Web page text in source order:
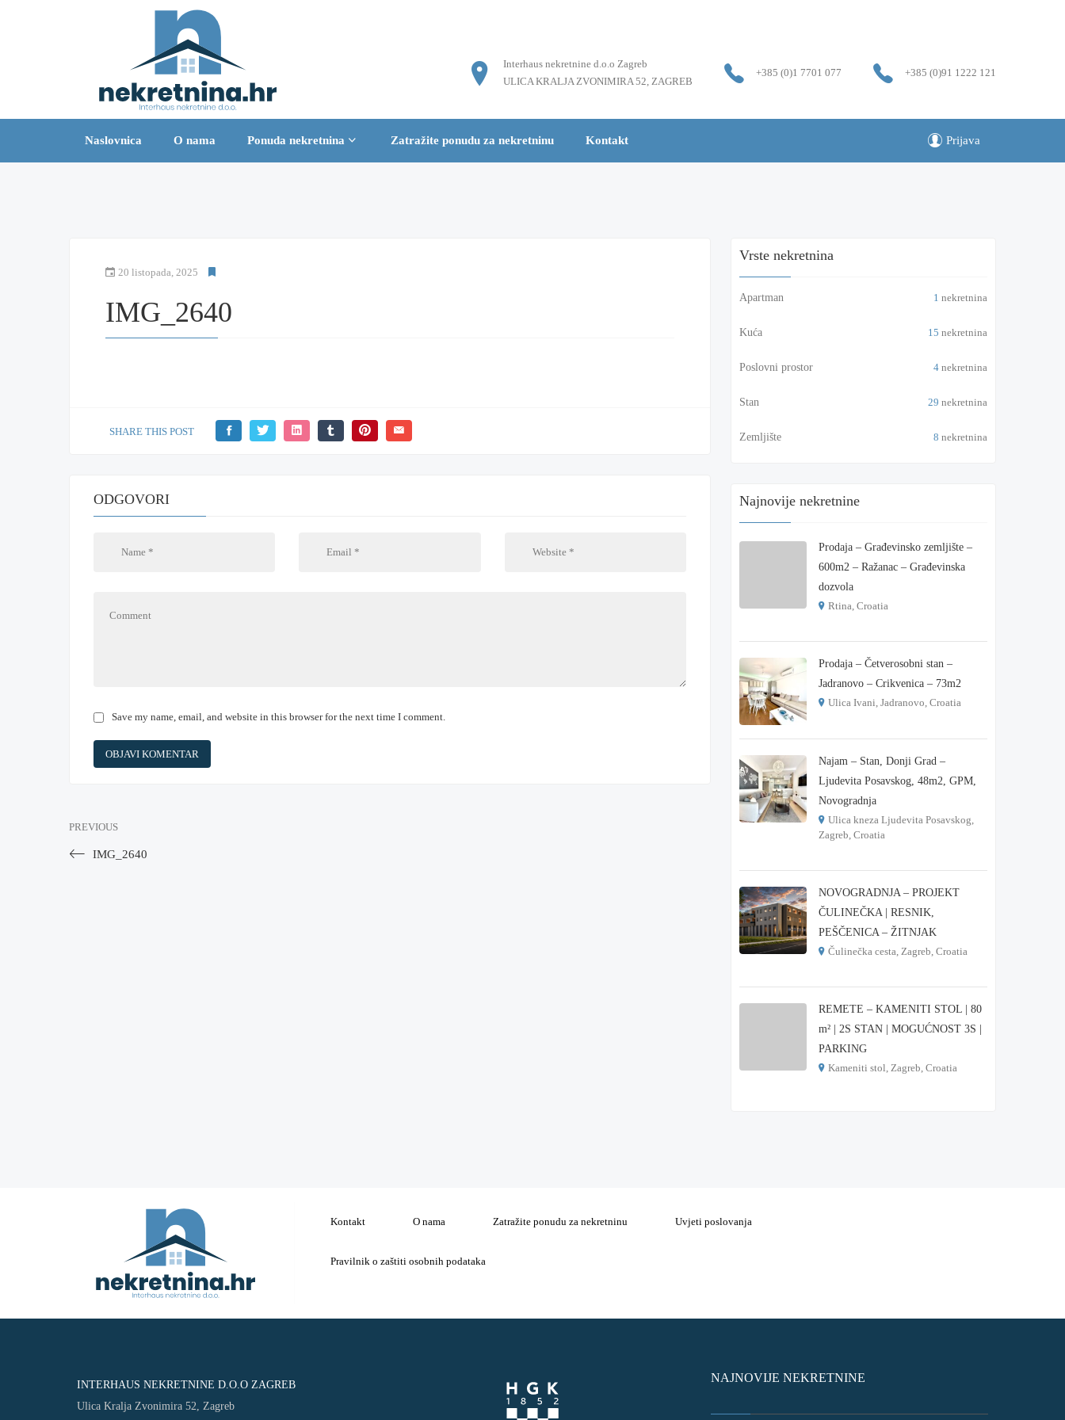
Interhaus nekretnine d.o.o Zagreb
ULICA KRALJA ZVONIMIRA 52, ZAGREB
+385 (0)1 7701 077 +385 (0)91 1222 121
Naslovnica O nama Ponuda nekretnina Zatražite ponudu za nekretninu Kontakt Prijava
20 listopada, 2025
IMG_2640
SHARE THIS POST
ODGOVORI
Save my name, email, and website in this browser for the next time I comment.
PREVIOUS
IMG_2640
Vrste nekretnina
Apartman 1 nekretnina
Kuća 15 nekretnina
Poslovni prostor 4 nekretnina
Stan 29 nekretnina
Zemljište 8 nekretnina
Najnovije nekretnine
Prodaja – Građevinsko zemljište –
600m2 – Ražanac – Građevinska
dozvola
Rtina, Croatia
Prodaja – Četverosobni stan –
Jadranovo – Crikvenica – 73m2
Ulica Ivani, Jadranovo, Croatia
Najam – Stan, Donji Grad –
Ljudevita Posavskog, 48m2, GPM,
Novogradnja
Ulica kneza Ljudevita Posavskog,
Zagreb, Croatia
NOVOGRADNJA – PROJEKT
ČULINEČKA | RESNIK,
PEŠČENICA – ŽITNJAK
Čulinečka cesta, Zagreb, Croatia
REMETE – KAMENITI STOL | 80
m² | 2S STAN | MOGUĆNOST 3S |
PARKING
Kameniti stol, Zagreb, Croatia
Kontakt O nama Zatražite ponudu za nekretninu Uvjeti poslovanja
Pravilnik o zaštiti osobnih podataka
INTERHAUS NEKRETNINE D.O.O ZAGREB
Ulica Kralja Zvonimira 52, Zagreb
NAJNOVIJE NEKRETNINE